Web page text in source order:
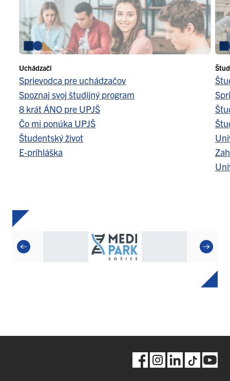
Uchádzači
Sprievodca pre uchádzačov
Spoznaj svoj študijný program
8 krát ÁNO pre UPJŠ
Čo mi ponúka UPJŠ
Študentský život
E-prihláška